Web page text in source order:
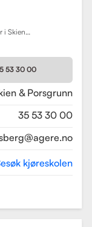
i Skien
til buss
mål å gi
og
fokus
ulike
mer
53 30 00
& Porsgrunn
35 53 30 00
kjøreskolen